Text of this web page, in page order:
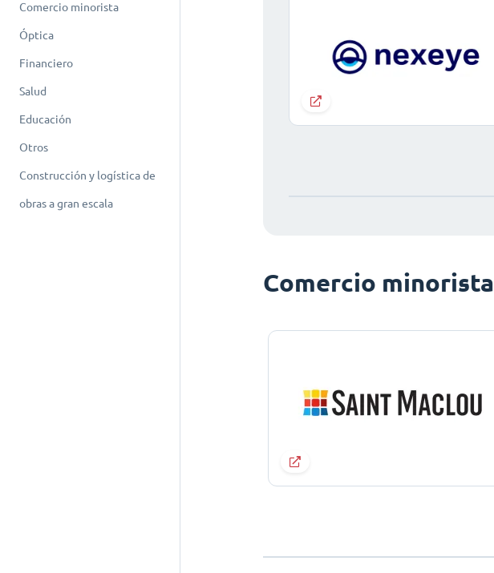
Comercio minorista
Óptica
Financiero
Salud
Educación
Otros
Construcción y logística de
obras a gran escala
Comercio minorista